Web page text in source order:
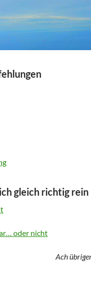
gleich richtig rein
oder nicht
Ach